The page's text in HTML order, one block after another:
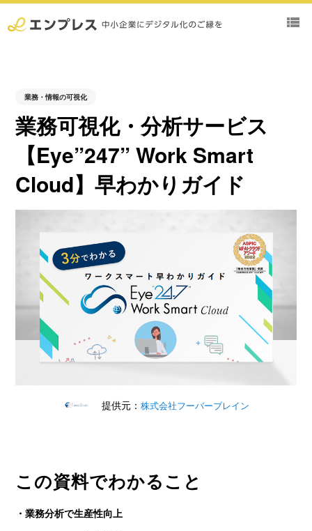
view_list
業務・情報の可視化
業務可視化・分析サービス
【Eye”247” Work Smart
Cloud】早わかりガイド
提供元：株式会社フーバーブレイン
この資料でわかること
・業務分析で生産性向上